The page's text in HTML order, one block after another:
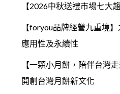
【2026中秋送禮市場七大
【foryou品牌經營九重境
應用性及永續性
【一顆小月餅，陪伴台灣
開創台灣月餅新文化